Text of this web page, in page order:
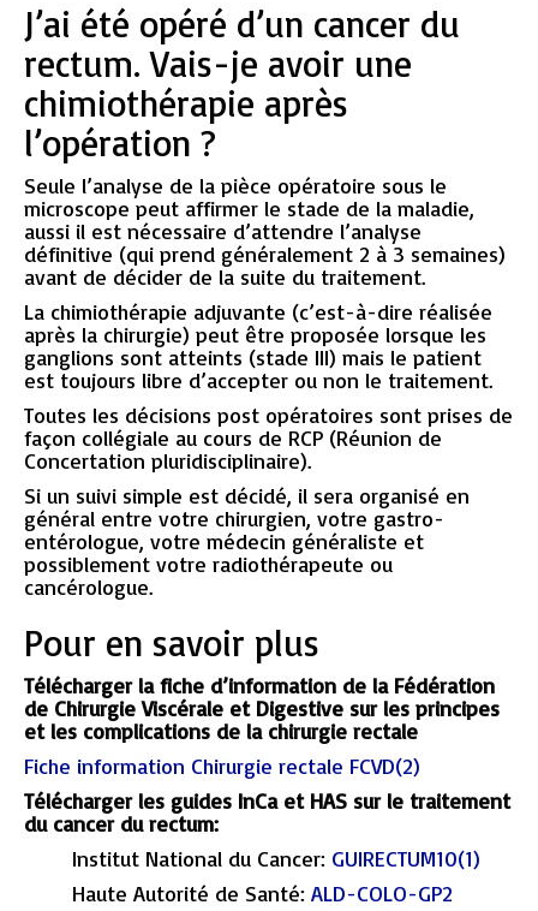
J’ai été opéré d’un cancer du
rectum. Vais-je avoir une
chimiothérapie après
l’opération ?
Seule l’analyse de la pièce opératoire sous le
microscope peut affirmer le stade de la maladie,
aussi il est nécessaire d’attendre l’analyse
définitive (qui prend généralement 2 à 3 semaines)
avant de décider de la suite du traitement.
La chimiothérapie adjuvante (c’est-à-dire réalisée
après la chirurgie) peut être proposée lorsque les
ganglions sont atteints (stade III) mais le patient
est toujours libre d’accepter ou non le traitement.
Toutes les décisions post opératoires sont prises de
façon collégiale au cours de RCP (Réunion de
Concertation pluridisciplinaire).
Si un suivi simple est décidé, il sera organisé en
général entre votre chirurgien, votre gastro-
entérologue, votre médecin généraliste et
possiblement votre radiothérapeute ou
cancérologue.
Pour en savoir plus
Télécharger la fiche d’information de la Fédération
de Chirurgie Viscérale et Digestive sur les principes
et les complications de la chirurgie rectale
Fiche information Chirurgie rectale FCVD(2)
Télécharger les guides InCa et HAS sur le traitement
du cancer du rectum:
Institut National du Cancer: GUIRECTUM10(1)
Haute Autorité de Santé: ALD-COLO-GP2